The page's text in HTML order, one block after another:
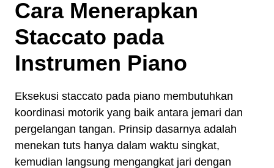
Cara Menerapkan
Staccato pada
Instrumen Piano
Eksekusi staccato pada piano membutuhkan
koordinasi motorik yang baik antara jemari dan
pergelangan tangan. Prinsip dasarnya adalah
menekan tuts hanya dalam waktu singkat,
kemudian langsung mengangkat jari dengan